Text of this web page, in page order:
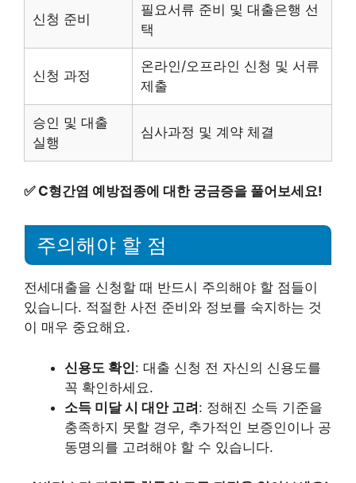
신청 준비
필요서류 준비 및 대출은행 선
택
신청 과정
온라인/오프라인 신청 및 서류
제출
승인 및 대출
실행
심사과정 및 계약 체결
✅ C형간염 예방접종에 대한 궁금증을 풀어보세요!
주의해야 할 점
전세대출을 신청할 때 반드시 주의해야 할 점들이
있습니다. 적절한 사전 준비와 정보를 숙지하는 것
이 매우 중요해요.
신용도 확인: 대출 신청 전 자신의 신용도를
꼭 확인하세요.
소득 미달 시 대안 고려: 정해진 소득 기준을
충족하지 못할 경우, 추가적인 보증인이나 공
동명의를 고려해야 할 수 있습니다.